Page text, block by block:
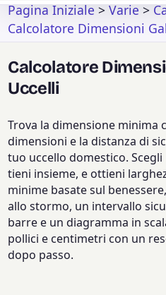
Pagina Iniziale>Varie>
Calcolatore Dimensioni
Calcolatore
Uccelli
Trova la dimensione minima
dimensioni e la distanza di
tuo uccello domestico.
tieni insieme, e ottieni
minime basate sul
allo stormo, un intervallo
barre e un diagramma in
pollici e centimetri con un
dopo passo.